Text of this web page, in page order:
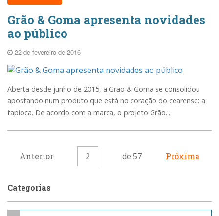
Grão & Goma apresenta novidades
ao público
22 de fevereiro de 2016
Aberta desde junho de 2015, a Grão & Goma se consolidou
apostando num produto que está no coração do cearense: a
tapioca. De acordo com a marca, o projeto Grão...
Anterior 2 de 57 Próxima
Categorias